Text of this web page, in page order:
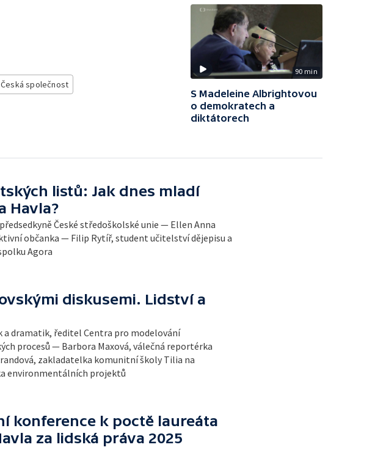
Česká společnost
90 min
S Madeleine Albrightovou
o demokratech a
diktátorech
listů: Jak dnes mladí
Havla?
České středoškolské unie — Ellen Anna
občanka — Filip Rytíř, student učitelství dějepisu a
Agora
diskusemi. Lidství a
a dramatik, ředitel Centra pro modelování
procesů — Barbora Maxová, válečná reportérka
zakladatelka komunitní školy Tilia na
environmentálních projektů
konference k poctě laureáta
za lidská práva 2025